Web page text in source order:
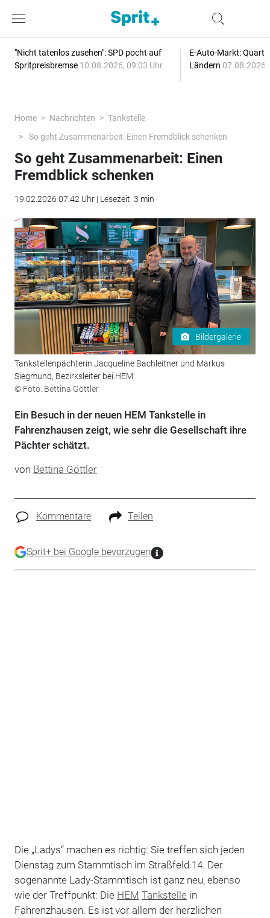
"Nicht tatenlos zusehen": SPD pocht auf
Spritpreisbremse 10.08.2026, 09:03 Uhr
E-Auto-Markt:
Ländern 07.08.2026,
Home Nachrichten
Tankstelle
So geht Zusammenarbeit: Einen Fremdblick schenken
So geht Zusammenarbeit: Einen
Fremdblick schenken
19.02.2026 07:42 Uhr | Lesezeit: 3 min
Bildergalerie
Tankstellenpächterin Jacqueline Bachleitner und Markus
Siegmund, Bezirksleiter bei HEM.
© Foto: Bettina Göttler
Ein Besuch in der neuen HEM Tankstelle in
Fahrenzhausen zeigt, wie sehr die Gesellschaft ihre
Pächter schätzt.
von Bettina Göttler
Kommentare Teilen
Sprit+ bei Google bevorzugen
Die „Ladys“ machen es richtig: Sie treffen sich jeden
Dienstag zum Stammtisch im Straßfeld 14. Der
sogenannte Lady-Stammtisch ist ganz neu, ebenso
wie der Treffpunkt: Die HEM Tankstelle in
Fahrenzhausen. Es ist vor allem der herzlichen